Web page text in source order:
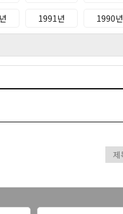
1991년 1990년